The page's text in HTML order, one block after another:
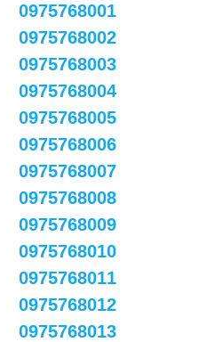
0975768001
0975768002
0975768003
0975768004
0975768005
0975768006
0975768007
0975768008
0975768009
0975768010
0975768011
0975768012
0975768013